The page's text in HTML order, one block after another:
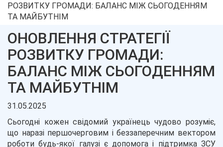
РОЗВИТКУ ГРОМАДИ: БАЛАНС МІЖ СЬОГОДЕННЯМ
ТА МАЙБУТНІМ
ОНОВЛЕННЯ СТРАТЕГІЇ
РОЗВИТКУ ГРОМАДИ:
БАЛАНС МІЖ СЬОГОДЕННЯМ
ТА МАЙБУТНІМ
31.05.2025
Сьогодні кожен свідомий українець чудово розуміє,
що наразі першочерговим і беззаперечним вектором
роботи будь-якої галузі є допомога і підтримка ЗСУ